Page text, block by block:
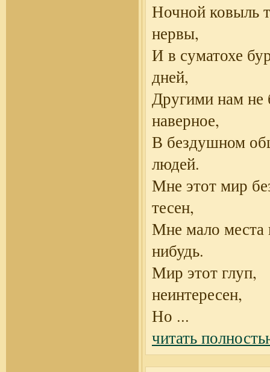
Ночной ковыль
нервы,
И в суматохе
дней,
Другими нам не
наверное,
В бездушном
людей.
Мне этот мир
тесен,
Мне мало места
нибудь.
Мир этот глуп,
неинтересен,
Но ...
читать